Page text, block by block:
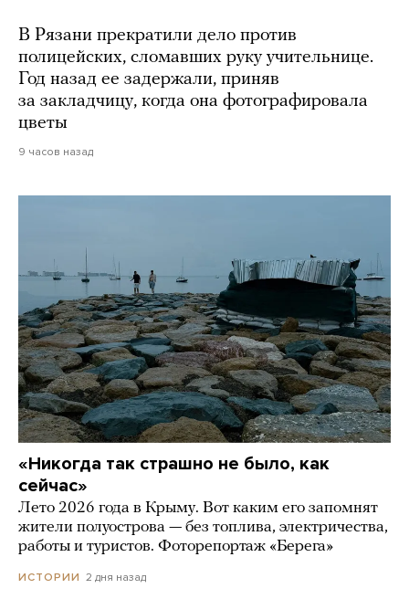
В Рязани прекратили дело против
полицейских, сломавших руку учительнице.
Год назад ее задержали, приняв
за закладчицу, когда она фотографировала
цветы
9 часов назад
«Никогда так страшно не было, как
сейчас»
Лето 2026 года в Крыму. Вот каким его запомнят
жители полуострова — без топлива, электричества,
работы и туристов. Фоторепортаж «Берега»
ИСТОРИИ 2 дня назад